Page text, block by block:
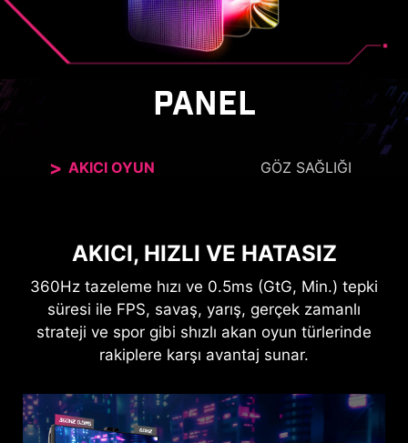
PANEL
AKICI OYUN GÖZ SAĞLIĞI
AKICI, HIZLI VE HATASIZ
360Hz tazeleme hızı ve 0.5ms (GtG, Min.) tepki
süresi ile FPS, savaş, yarış, gerçek zamanlı
strateji ve spor gibi shızlı akan oyun türlerinde
rakiplere karşı avantaj sunar.
DAHA NET, DAHA RAHAT GÖRÜN.
Anti-Flicker ve Less Blue Light teknolojileri,
izleme deneyiminizi daha konforlu hale getirmek
için insan gözünün göremediği ekran kırpışmasını
ve mavi ışık yayılımını azaltır. Bu sayede göz
oynayabilirsiniz.